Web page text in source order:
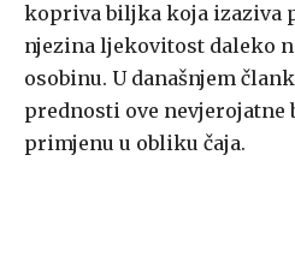
kopriva biljka koja izaziva
njezina ljekovitost daleko
osobinu. U današnjem
prednosti ove
primjenu u obliku čaja.